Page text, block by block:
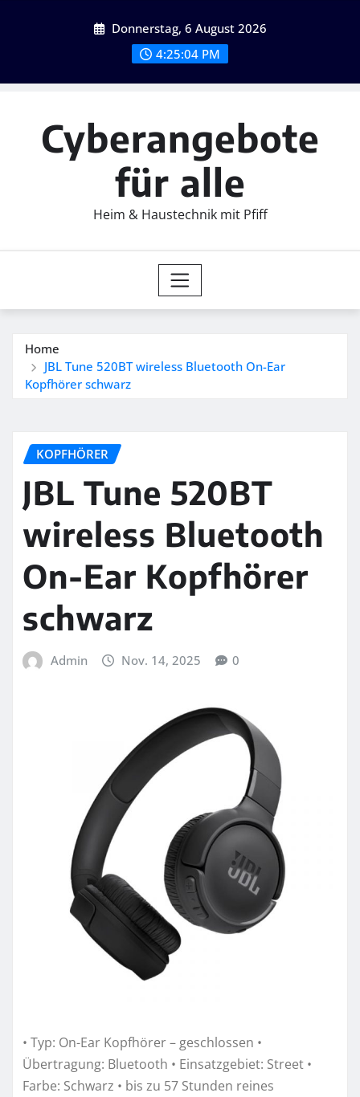
Donnerstag, 6 August 2026
4:25:05 PM
Cyberangebote
für alle
Heim & Haustechnik mit Pfiff
Home
JBL Tune 520BT wireless Bluetooth On-Ear
Kopfhörer schwarz
KOPFHÖRER
JBL Tune 520BT
wireless Bluetooth
On-Ear Kopfhörer
schwarz
Admin Nov. 14, 2025 0
• Typ: On-Ear Kopfhörer – geschlossen •
Übertragung: Bluetooth • Einsatzgebiet: Street •
Farbe: Schwarz • bis zu 57 Stunden reines